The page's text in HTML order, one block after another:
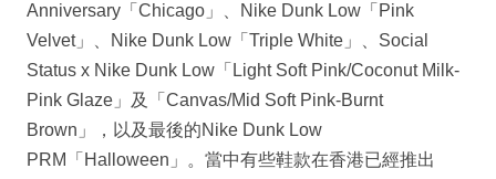
Anniversary「Chicago」、Nike Dunk Low「Pink
Velvet」、Nike Dunk Low「Triple White」、Social
Status x Nike Dunk Low「Light Soft Pink/Coconut Milk-
Pink Glaze」及「Canvas/Mid Soft Pink-Burnt
Brown」，以及最後的Nike Dunk Low
PRM「Halloween」。當中有些鞋款在香港已經推出